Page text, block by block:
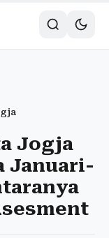
Jogja
Januari-